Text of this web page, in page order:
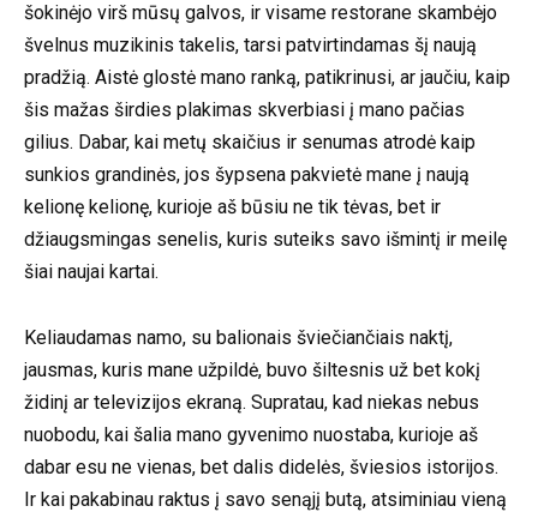
šokinėjo virš mūsų galvos, ir visame restorane skambėjo
švelnus muzikinis takelis, tarsi patvirtindamas šį naują
pradžią. Aistė glostė mano ranką, patikrinusi, ar jaučiu, kaip
šis mažas širdies plakimas skverbiasi į mano pačias
gilius. Dabar, kai metų skaičius ir senumas atrodė kaip
sunkios grandinės, jos šypsena pakvietė mane į naują
kelionę kelionę, kurioje aš būsiu ne tik tėvas, bet ir
džiaugsmingas senelis, kuris suteiks savo išmintį ir meilę
šiai naujai kartai.
Keliaudamas namo, su balionais šviečiančiais naktį,
jausmas, kuris mane užpildė, buvo šiltesnis už bet kokį
židinį ar televizijos ekraną. Supratau, kad niekas nebus
nuobodu, kai šalia mano gyvenimo nuostaba, kurioje aš
dabar esu ne vienas, bet dalis didelės, šviesios istorijos.
Ir kai pakabinau raktus į savo senąjį butą, atsiminiau vieną